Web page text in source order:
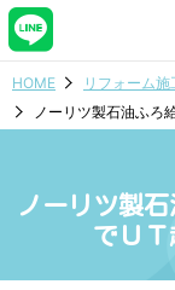
HOME リフォーム施
ノーリツ製石油ふろ
ノーリツ製
でＵ